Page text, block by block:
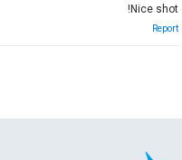
Nice shot!
Report